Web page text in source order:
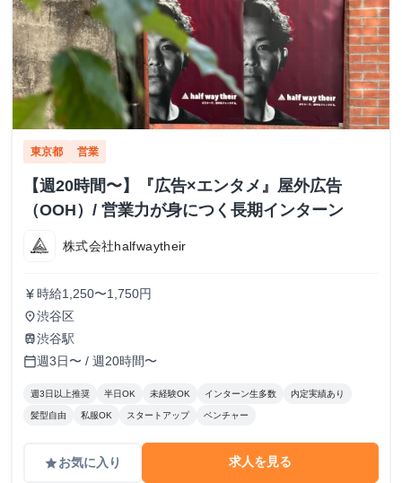
東京都 営業
【週20時間〜】『広告×エンタメ』屋外広告
（OOH）/ 営業力が身につく長期インターン
株式会社halfwaytheir
currency_yen 時給1,250〜1,750円
place渋谷区
train渋谷駅
calendar_today週3日〜 / 週20時間〜
週3日以上推奨 半日OK 未経験OK インターン生多数 内定実績あり
髪型自由 私服OK スタートアップ ベンチャー
gradeお気に入り 求人を見る